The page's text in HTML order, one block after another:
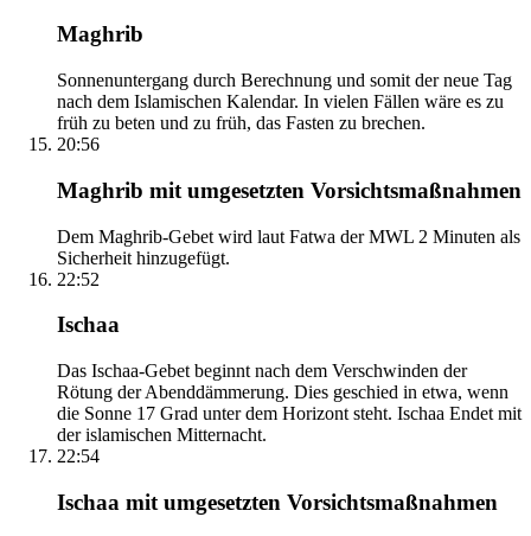
Maghrib
Sonnenuntergang durch Berechnung und somit der neue Tag
nach dem Islamischen Kalendar. In vielen Fällen wäre es zu
früh zu beten und zu früh, das Fasten zu brechen.
20:56
Maghrib mit umgesetzten Vorsichtsmaßnahmen
Dem Maghrib-Gebet wird laut Fatwa der MWL 2 Minuten als
Sicherheit hinzugefügt.
22:52
Ischaa
Das Ischaa-Gebet beginnt nach dem Verschwinden der
Rötung der Abenddämmerung. Dies geschied in etwa, wenn
die Sonne 17 Grad unter dem Horizont steht. Ischaa Endet mit
der islamischen Mitternacht.
22:54
Ischaa mit umgesetzten Vorsichtsmaßnahmen